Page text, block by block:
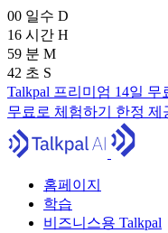
00 일수 D
16 시간 H
59 분 M
41 초 S
Talkpal 프리미엄 14일 무
무료로 체험하기 한정 제
홈페이지
학습
비즈니스용 Talkpal